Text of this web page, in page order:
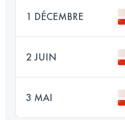
1 DÉCEMBRE
2 JUIN
3 MAI